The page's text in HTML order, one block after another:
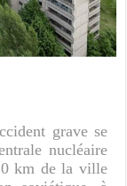
grave se
nucléaire
km de la ville